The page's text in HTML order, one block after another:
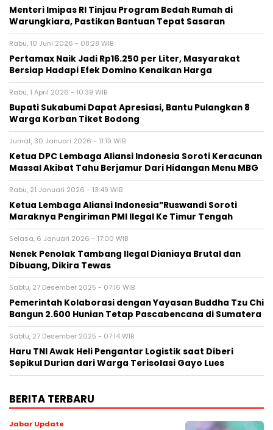
‎Menteri Imipas RI Tinjau Program Bedah Rumah di
Warungkiara, Pastikan Bantuan Tepat Sasaran
Rabu, 10 Juni 2026 - 08:28 WIB
‎Pertamax Naik Jadi Rp16.250 per Liter, Masyarakat
Bersiap Hadapi Efek Domino Kenaikan Harga
Rabu, 1 April 2026 - 10:39 WIB
‎Bupati Sukabumi Dapat Apresiasi, Bantu Pulangkan 8
Warga Korban Tiket Bodong‎
Jumat, 30 Januari 2026 - 11:19 WIB
Ketua DPC Lembaga Aliansi Indonesia Soroti Keracunan
Massal Akibat Tahu Berjamur Dari Hidangan Menu MBG
Rabu, 21 Januari 2026 - 13:49 WIB
Ketua Lembaga Aliansi Indonesia”Ruswandi Soroti
Maraknya Pengiriman PMI Ilegal Ke Timur Tengah
Selasa, 6 Januari 2026 - 17:00 WIB
Nenek Penolak Tambang Ilegal Dianiaya Brutal dan
Dibuang, Dikira Tewas
Sabtu, 27 Desember 2025 - 07:16 WIB
Pemerintah Kolaborasi dengan Yayasan Buddha Tzu Chi
Bangun 2.600 Hunian Tetap Pascabencana di Sumatera
Sabtu, 27 Desember 2025 - 07:14 WIB
Haru TNI Awak Heli Pengantar Logistik saat Diberi
Sepikul Durian dari Warga Terisolasi Gayo Lues
BERITA TERBARU
Jabar Update